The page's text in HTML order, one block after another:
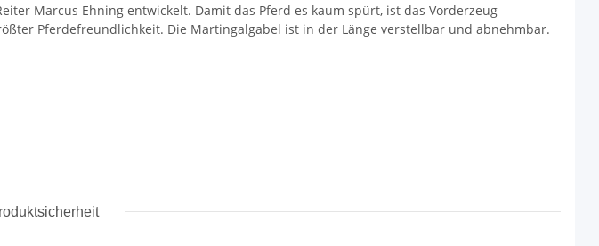
Marcus Ehning entwickelt. Damit das Pferd es kaum spürt, ist das Vorderzeug
Pferdefreundlichkeit. Die Martingalgabel ist in der Länge verstellbar und abnehmbar.